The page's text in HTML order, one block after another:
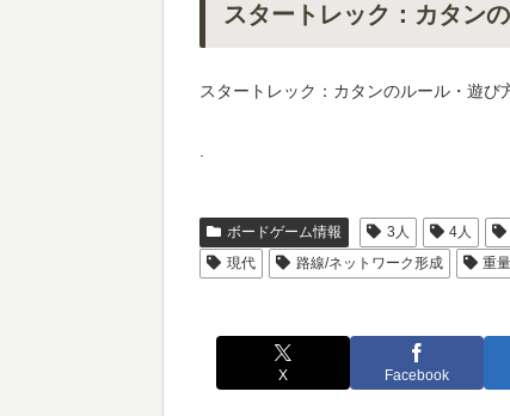
スタートレック：カタン
スタートレック：カタンのルール・遊び
.
ボードゲーム情報 3人 4人
現代
路線/ネットワーク形成 重
X Facebook